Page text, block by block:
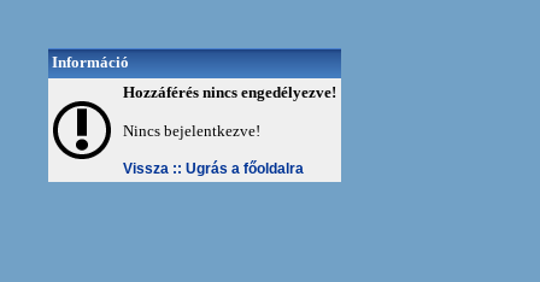
Információ
Hozzáférés nincs engedélyezve!
Nincs bejelentkezve!
Vissza :: Ugrás a főoldalra